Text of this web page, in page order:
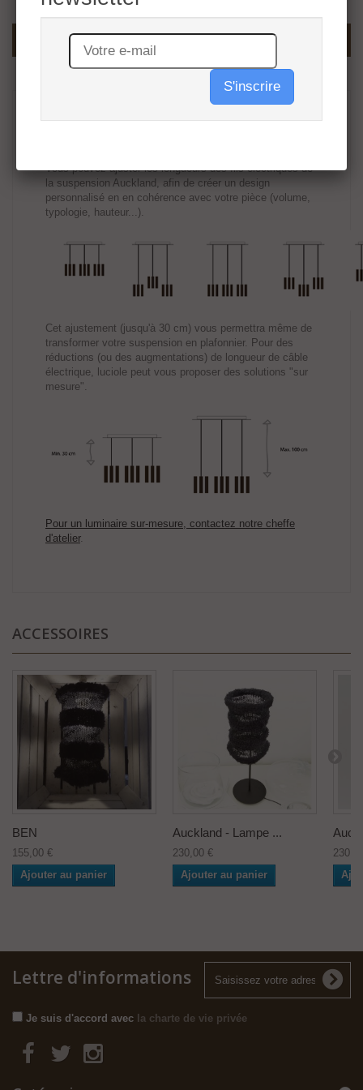
EN SAVOIR PLUS
FICHE TECHNIQUE
Vous pouvez ajuster les longueurs des fils électriques de
la suspension Auckland, afin de créer un design
personnalisé en en cohérence avec votre pièce (volume,
typologie, hauteur...).
Cet ajustement (jusqu'à 30 cm) vous permettra même de
transformer votre suspension en plafonnier. Pour des
réductions (ou des augmentations) de longueur de câble
électrique, luciole peut vous proposer des solutions "sur
mesure".
Pour un luminaire sur-mesure, contactez notre cheffe
d'atelier.
ACCESSOIRES
BEN
155,00 €
Ajouter au panier
Auckland - Lampe ...
230,00 €
Ajouter au panier
Lettre d'informations
Je suis d'accord avec la charte de vie privée
S'inscrire